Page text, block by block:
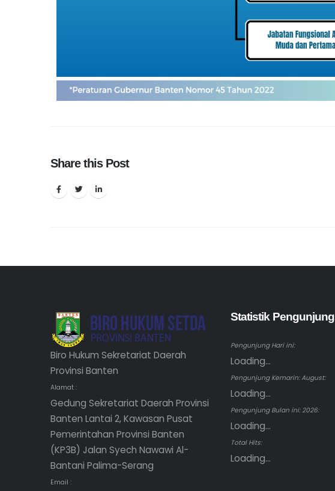
Share this Post
Biro Hukum Sekretariat Daerah
Provinsi Banten
Alamat :
Gedung Sekretariat Daerah Provinsi
Banten Lantai 2, Kawasan Pusat
Pemerintahan Provinsi Banten
(KP3B) Jalan Syech Nawawi Al-
Bantani Palima-Serang
Email :
Statistik Pengunjung
Pengunjung Hari ini:
Loading...
Pengunjung Kemarin: August:
Loading...
Pengunjung Bulan ini: 2026:
Loading...
Total Hits:
Loading...